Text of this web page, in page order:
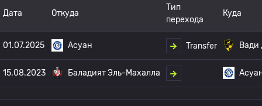
Дата Откуда
Тип
перехода
Куда
01.07.2025 Асуан Transfer Вади
15.08.2023 Баладият Эль-Махалла